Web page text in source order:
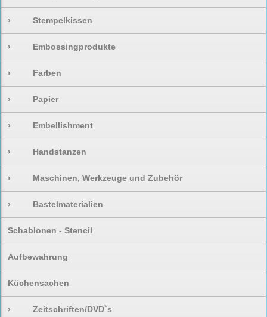
› Stempelkissen
› Embossingprodukte
› Farben
› Papier
› Embellishment
› Handstanzen
› Maschinen, Werkzeuge und Zubehör
› Bastelmaterialien
Schablonen - Stencil
Aufbewahrung
Küchensachen
› Zeitschriften/DVD`s